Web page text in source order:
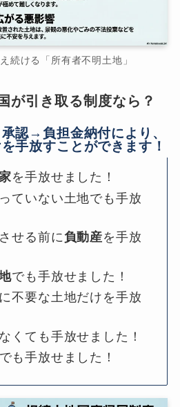
続ける「所有者不明土地」
が引き取る制度なら？
認→負担金納付により、
手放すことができます！
を手放せました！
ていない土地でも手放
せる前に負動産を手放
でも手放せました！
不要な土地だけを手放
くても手放せました！
も手放せました！